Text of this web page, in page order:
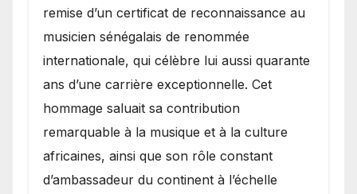
remise d’un certificat de reconnaissance au
musicien sénégalais de renommée
internationale, qui célèbre lui aussi quarante
ans d’une carrière exceptionnelle. Cet
hommage saluait sa contribution
remarquable à la musique et à la culture
africaines, ainsi que son rôle constant
d’ambassadeur du continent à l’échelle